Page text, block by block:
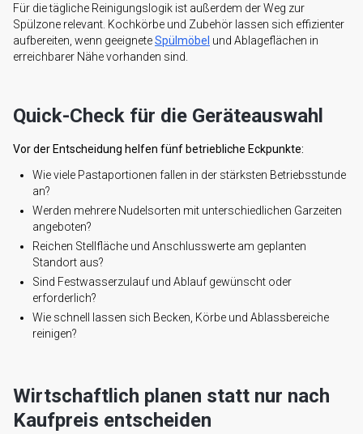
Für die tägliche Reinigungslogik ist außerdem der Weg zur
Spülzone relevant. Kochkörbe und Zubehör lassen sich effizienter
aufbereiten, wenn geeigneteSpülmöbel und Ablageflächen in
erreichbarer Nähe vorhanden sind.
Quick-Check für die Geräteauswahl
Vor der Entscheidung helfen fünf betriebliche Eckpunkte:
Wie viele Pastaportionen fallen in der stärksten Betriebsstunde
an?
Werden mehrere Nudelsorten mit unterschiedlichen Garzeiten
angeboten?
Reichen Stellfläche und Anschlusswerte am geplanten
Standort aus?
Sind Festwasserzulauf und Ablauf gewünscht oder
erforderlich?
Wie schnell lassen sich Becken, Körbe und Ablassbereiche
reinigen?
Wirtschaftlich planen statt nur nach
Kaufpreis entscheiden